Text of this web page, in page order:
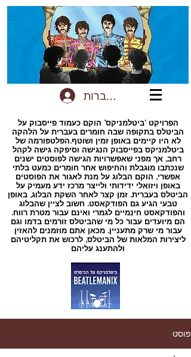
להתחברות
הפרויקט ‘ביטלמניקס’ הוקם כעמוד פייסבוק על
הביטלס בתקופה שבה חומרים בעברית על הלהקה
לא היו קיימים באופן זמין ושוטף.הפלטפורמה של
ביטלמניקס בפייסבוק הנגישה וסיפקה גישה לקהל
רחב, אך מפני שאפשרויות הגישה לפוסטים ישנים
שנכתבו מוגבלת והחיפוש אחר חומרים כמעט בלתי
אפשרי, הוקם הבלוג על מנת לאגור את הפוסטים
באופן ויזואלי ידידותי ולייצר מרכז ידע מעמיק על
הביטלס בעברית. זמן קצר לאחר השקת הבלוג, באופן
טבעי הגיע גם הפודקאסט. חשוב לציין שהבלוג
והפודקאסט חינמיים לגמרי ואינם עבור מטרת רווח.
הם מיועדים עבור כל מי שהביטלס זורמים בדמו וגם
עבור מי שרק מתעניין. מכאן אתם מוזמנים להאזין
ליצירות המלאות של הביטלס, לרכוש את תקליטיהם
ולהתענג עליהם
פוסט